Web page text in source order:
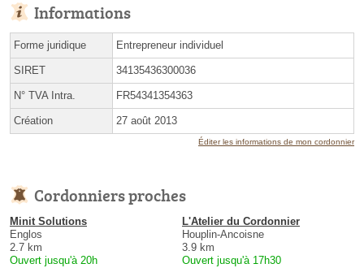
Informations
Forme juridique Entrepreneur individuel
SIRET 34135436300036
N° TVA Intra. FR54341354363
Création 27 août 2013
Éditer les informations de mon cordonnier
Cordonniers proches
Minit Solutions
Englos
2.7 km
Ouvert jusqu'à 20h
L'Atelier du Cordonnier
Houplin-Ancoisne
3.9 km
Ouvert jusqu'à 17h30